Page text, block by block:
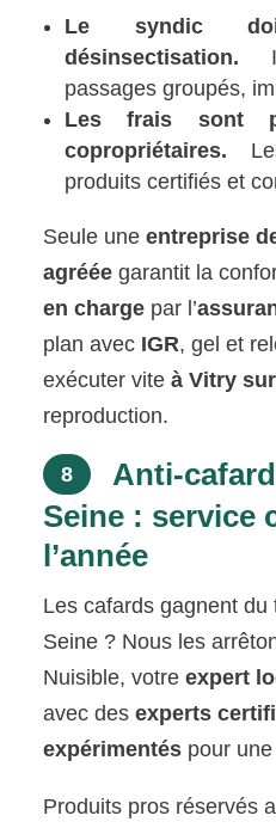
Le syndic
désinsectisation. Il
passages groupés,
Les frais sont
copropriétaires.
produits certifiés et
Seule uneentreprise
agréée garantit la
en charge par l’
plan avec IGR, gel et
exécuter viteà Vitry
reproduction.
8
Anti-
Seine : service
l’année
Les cafards gagnent du
Seine ? Nous les
Nuisible, votreexpert
avec desexperts
expérimentés pour
Produits pros réservés